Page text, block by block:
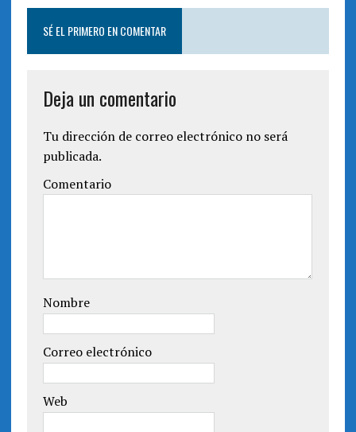
SÉ EL PRIMERO EN COMENTAR
Deja un comentario
Tu dirección de correo electrónico no será
publicada.
Comentario
Nombre
Correo electrónico
Web